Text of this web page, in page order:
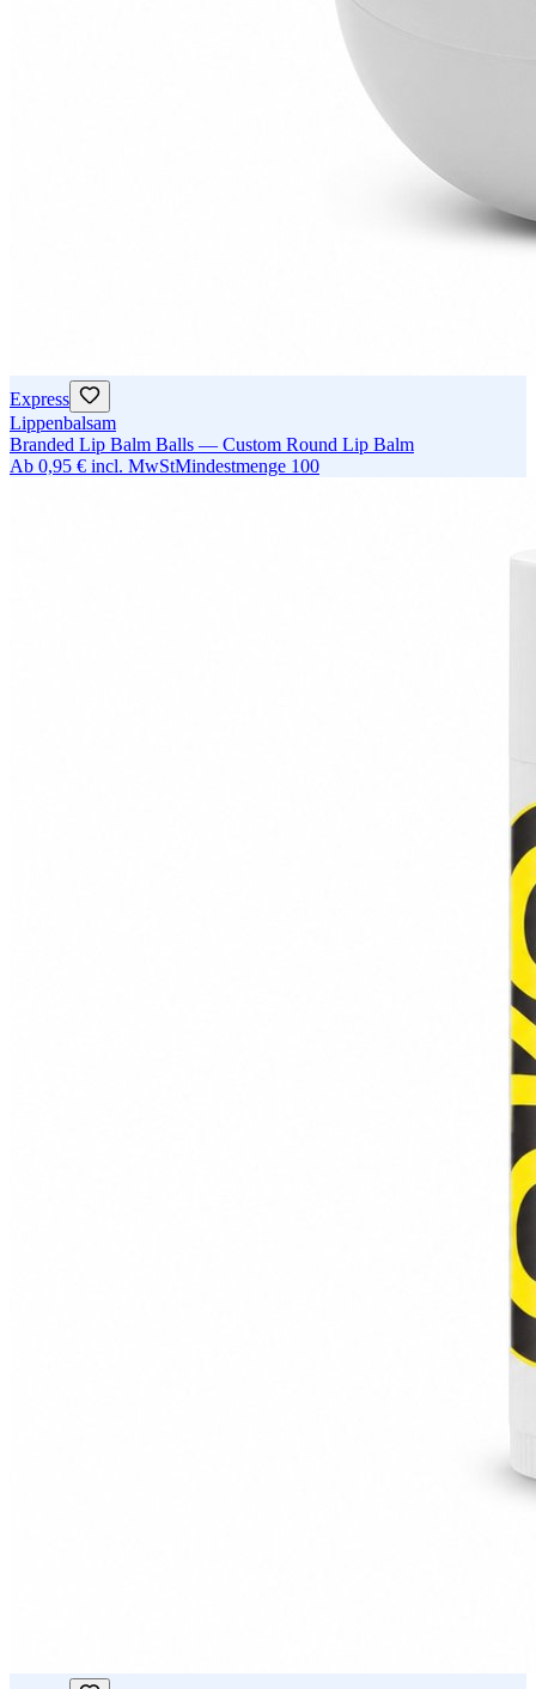
Express
Lippenbalsam
Branded Lip Balm Balls — Custom Round Lip Balm
Ab 0,95 € incl. MwStMindestmenge 100